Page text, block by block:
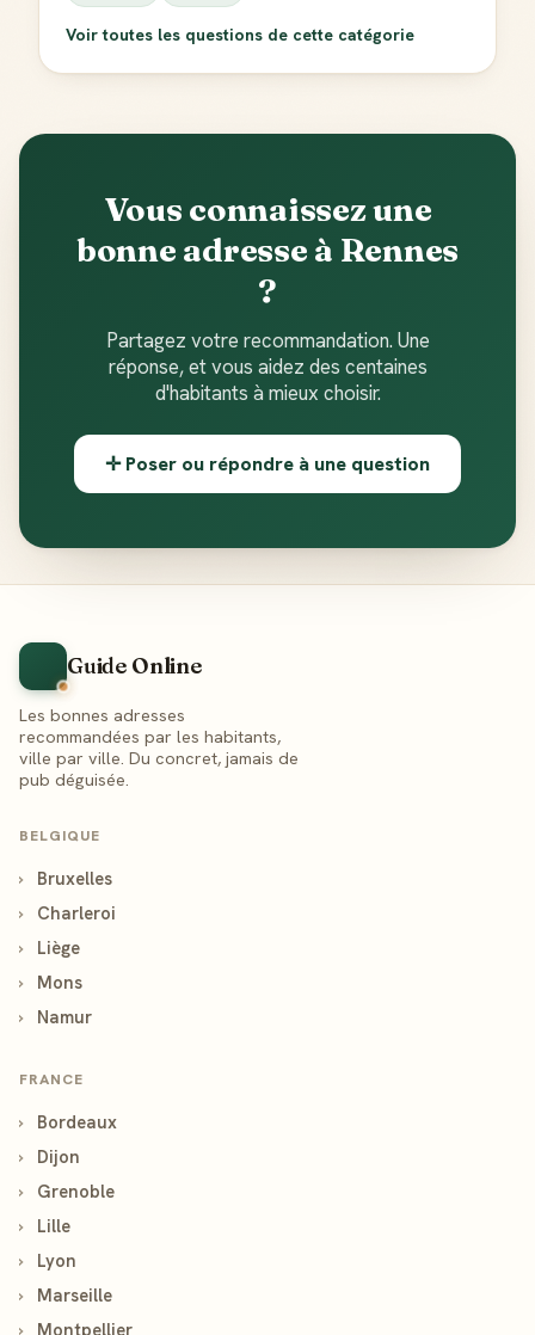
Voir toutes les questions de cette catégorie
Vous connaissez une
bonne adresse à Rennes
?
Partagez votre recommandation. Une
réponse, et vous aidez des centaines
d'habitants à mieux choisir.
✛ Poser ou répondre à une question
Guide Online
Les bonnes adresses
recommandées par les habitants,
ville par ville. Du concret, jamais de
pub déguisée.
BELGIQUE
›
Bruxelles
›
Charleroi
›
Liège
›
Mons
›
Namur
FRANCE
›
Bordeaux
›
Dijon
›
Grenoble
›
Lille
›
Lyon
›
Marseille
›
Montpellier